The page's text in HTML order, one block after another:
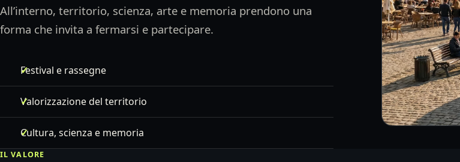
All’interno, territorio, scienza, arte e memoria prendono una
forma che invita a fermarsi e partecipare.
Festival e rassegne
Valorizzazione del territorio
Cultura, scienza e memoria
IL VALORE